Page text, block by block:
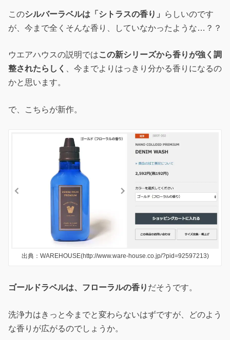
このシルバーラベルは「シトラスの香り」
らしいのです
が、今まで全くそんな香り、していなかったような…？？
ウエアハウスの説明ではこの新シリーズから香りが強く調
整されたらしく
、今までよりはっきり分かる香りになるの
かと思います。
で、こちらが新作。
出典：WAREHOUSE(http://www.ware-house.co.jp/?pid=92597213)
ゴールドラベルは、フローラルの香り だそうです。
洗浄力はきっと今までと変わらないはずですが、どのよう
な香りが広がるのでしょうか。